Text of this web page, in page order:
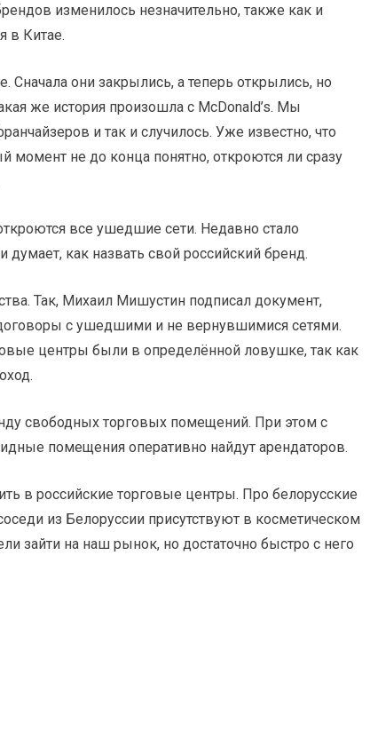
изменилось незначительно, также как и
в Китае.
они закрылись, а теперь открылись, но
же история произошла с McDonald’s. Мы
и так и случилось. Уже известно, что
не до конца понятно, откроются ли сразу
все ушедшие сети. Недавно стало
как назвать свой российский бренд.
Так, Михаил Мишустин подписал документ,
с ушедшими и не вернувшимися сетями.
центры были в определённой ловушке, так как
свободных торговых помещений. При этом с
помещения оперативно найдут арендаторов.
в российские торговые центры. Про белорусские
из Белоруссии присутствуют в косметическом
зайти на наш рынок, но достаточно быстро с него